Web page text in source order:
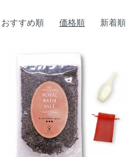
おすすめ順 価格順 新着順